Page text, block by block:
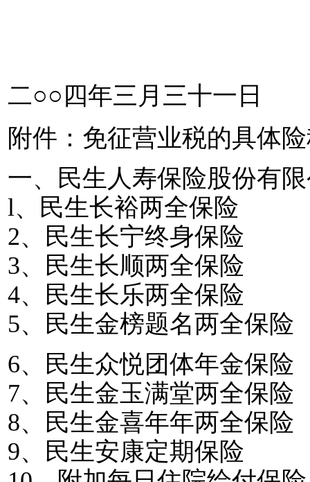
二○○四年三月三十一日
附件：免征营业税的具体
一、民生人寿保险股份有
l、民生长裕两全保险
2、民生长宁终身保险
3、民生长顺两全保险
4、民生长乐两全保险
5、民生金榜题名两全保险
6、民生众悦团体年金保险
7、民生金玉满堂两全保险
8、民生金喜年年两全保险
9、民生安康定期保险